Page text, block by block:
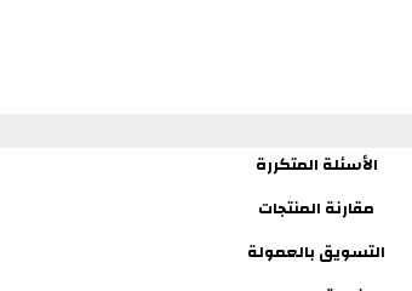
الأسئلة المتكررة
مقارنة المنتجات
التسويق بالعمولة